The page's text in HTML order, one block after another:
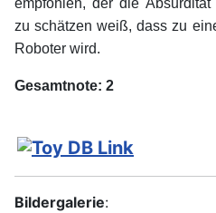
empfohlen, der die
zu schätzen weiß, dass zu
Roboter wird.
Gesamtnote: 2
Bildergalerie: